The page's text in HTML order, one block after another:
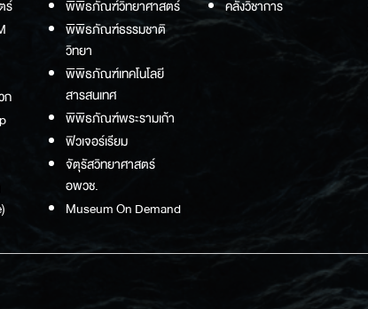
ร์
ก
พิพิธภัณฑ์วิทยาศาสตร์
พิพิธภัณฑ์ธรรมชาติ
วิทยา
พิพิธภัณฑ์เทคโนโลยี
สารสนเทศ
พิพิธภัณฑ์พระรามเก้า
ฟิวเจอร์เรียม
จัตุรัสวิทยาศาสตร์
อพวช.
Museum On Demand
คลังวิชาการ